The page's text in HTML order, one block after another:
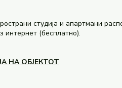
студија и апартмани
интернет (бесплатно).
НА ОБЈЕКТОТ